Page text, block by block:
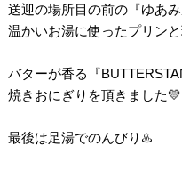
送迎の場所目の前の『ゆあ
温かいお湯に使ったプリン
バターが香る『
焼きおにぎりを頂きました💛
最後は足湯でのんびり♨️